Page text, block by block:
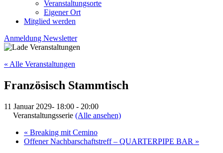
Veranstaltungsorte
Eigener Ort
Mitglied werden
Anmeldung Newsletter
« Alle Veranstaltungen
Französisch Stammtisch
11 Januar 2029- 18:00 - 20:00
Veranstaltungsserie (Alle ansehen)
« Breaking mit Cemino
Offener Nachbarschaftstreff – QUARTERPIPE BAR »